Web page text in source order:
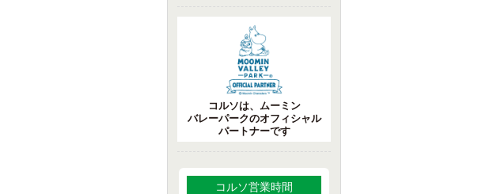
コルソは、ムーミン
バレーパークのオフィシャル
パートナーです
コルソ営業時間